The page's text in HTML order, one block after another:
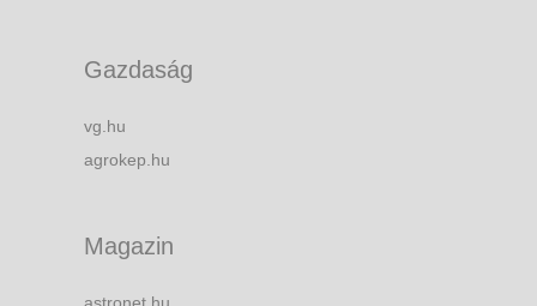
Gazdaság
vg.hu
agrokep.hu
Magazin
astronet.hu